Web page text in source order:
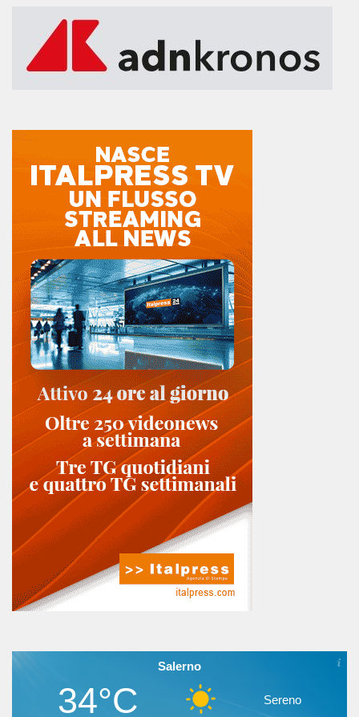
Salerno
34°C Sereno